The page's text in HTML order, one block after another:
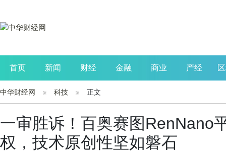
首页 新闻 财经 金融 商业 产经
公司 生活 读书
中华财经网 科技 正文
一审胜诉！百奥赛图RenNano
权，技术原创性坚如磐石